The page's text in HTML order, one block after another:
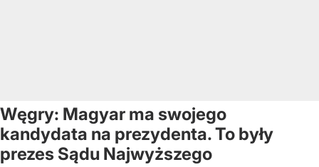
Węgry: Magyar ma swojego
kandydata na prezydenta. To były
prezes Sądu Najwyższego